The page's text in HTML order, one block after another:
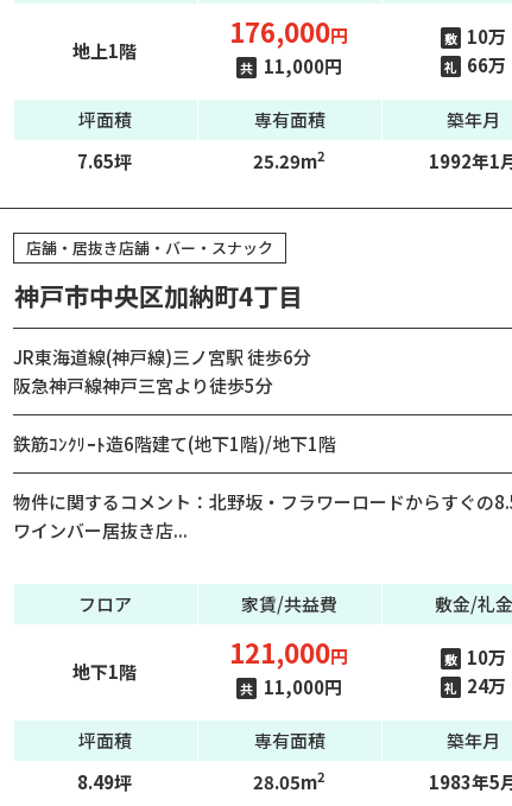
地上1階
176,000円
共 11,000円
敷 10万
礼 66万
坪面積 専有面積
築年月
7.65坪
25.29m2 1992年1
店舗・居抜き店舗・バー・スナック
神戸市中央区加納町4丁目
JR東海道線(神戸線)三ノ宮駅 徒歩6分
阪急神戸線神戸三宮より徒歩5分
鉄筋ｺﾝｸﾘｰﾄ造6階建て(地下1階)/地下1階
物件に関するコメント：北野坂・フラワーロードからすぐの
ワインバー居抜き店...
フロア 家賃/共益費 敷金/礼金
地下1階
121,000円
共 11,000円
敷 10万
礼 24万
坪面積 専有面積
築年月
8.49坪
28.05m2 1983年5